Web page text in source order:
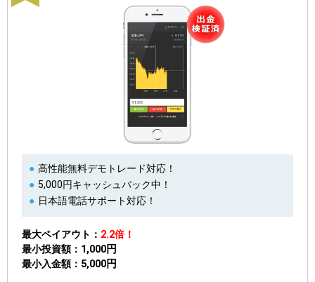
高性能無料デモトレード対応！
5,000円キャッシュバック中！
日本語電話サポート対応！
最大ペイアウト
2.2倍！
最小投資額
1,000円
最小入金額 5,000円